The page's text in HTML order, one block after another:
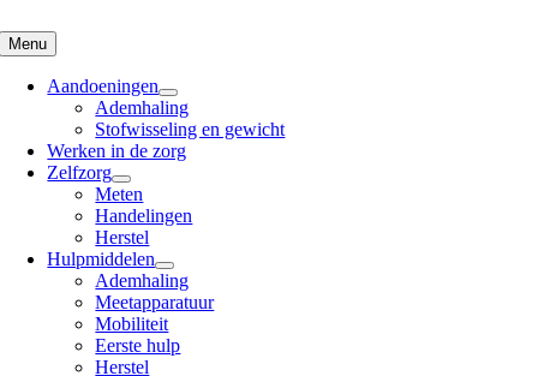
to
content
Menu
Aandoeningen
Ademhaling
Stofwisseling en gewicht
Werken in de zorg
Zelfzorg
Meten
Handelingen
Herstel
Hulpmiddelen
Ademhaling
Meetapparatuur
Mobiliteit
Eerste hulp
Herstel